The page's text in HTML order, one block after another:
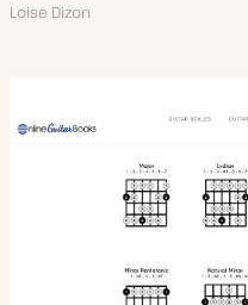
Autor
Loise Dizon